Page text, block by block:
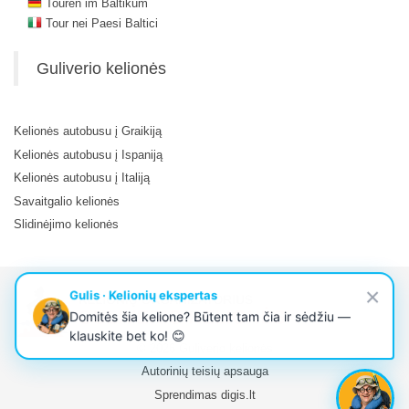
Tour nei Paesi Baltici
Guliverio kelionės
Kelionės autobusu į Graikiją
Kelionės autobusu į Ispaniją
Kelionės autobusu į Italiją
Savaitgalio kelionės
Slidinėjimo kelionės
Autorinių teisių apsauga
Sprendimas digis.lt